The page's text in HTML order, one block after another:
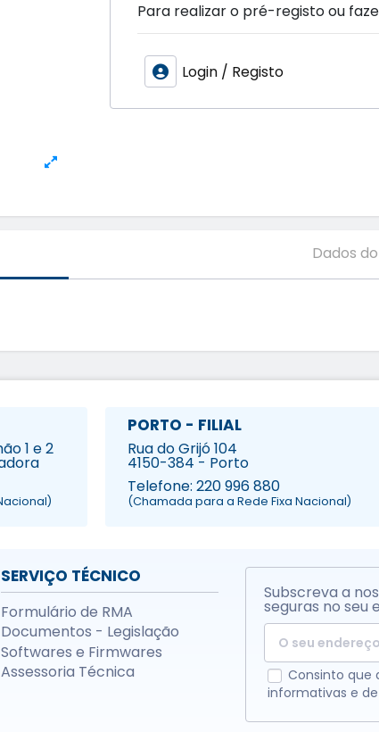
Para realizar o pré-registo ou
Login / Registo
Dados
1 e 2
PORTO - FILIAL
Rua do Grijó 104
4150-384 - Porto
Telefone: 220 996 880
(Chamada para a Rede Fixa Nacional)
SERVIÇO TÉCNICO
Formulário de RMA
Documentos - Legislação
Softwares e Firmwares
Assessoria Técnica
Subscreva a
seguras no seu
Consinto que
informativas e